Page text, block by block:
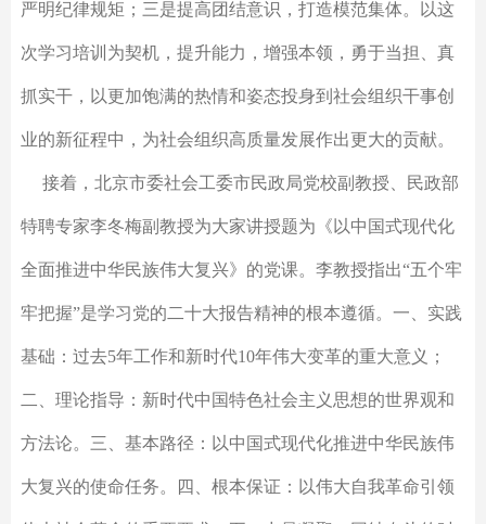
严明纪律规矩；三是提高团结意识，打造模范集体。以这
次学习培训为契机，提升能力，增强本领，勇于当担、真
抓实干，以更加饱满的热情和姿态投身到社会组织干事创
业的新征程中，为社会组织高质量发展作出更大的贡献。
接着，北京市委社会工委市民政局党校副教授、民政部
特聘专家李冬梅副教授为大家讲授题为《以中国式现代化
全面推进中华民族伟大复兴》的党课。李教授指出“五个牢
牢把握”是学习党的二十大报告精神的根本遵循。一、实践
基础：过去5年工作和新时代10年伟大变革的重大意义；
二、理论指导：新时代中国特色社会主义思想的世界观和
方法论。三、基本路径：以中国式现代化推进中华民族伟
大复兴的使命任务。四、根本保证：以伟大自我革命引领